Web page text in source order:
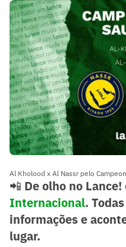
Al Kholood x Al Nassr pelo
📲 De olho no Lance!
Internacional.
informações e
lugar.